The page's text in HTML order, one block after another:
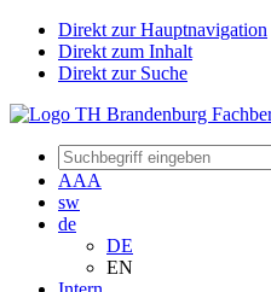
Direkt zur Hauptnavigation
Direkt zum Inhalt
Direkt zur Suche
AAA
sw
de
DE
EN